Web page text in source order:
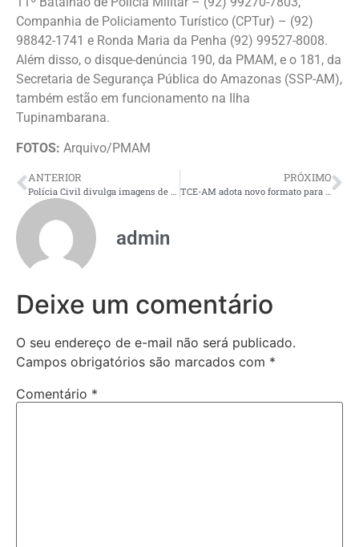
Companhia de Policiamento Turístico (CPTur) – (92)
98842-1741 e Ronda Maria da Penha (92) 99527-8008.
Além disso, o disque-denúncia 190, da PMAM, e o 181, da
Secretaria de Segurança Pública do Amazonas (SSP-AM),
também estão em funcionamento na Ilha
Tupinambarana.
FOTOS: Arquivo/PMAM
ANTERIOR PRÓXIMO
admin
Deixe um comentário
O seu endereço de e-mail não será publicado.
Campos obrigatórios são marcados com *
Comentário *